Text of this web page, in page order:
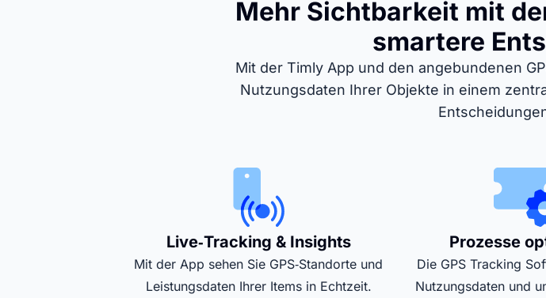
Mehr Sichtbarkeit mit
smartere
Mit der Timly App und den angebundenen
Nutzungsdaten Ihrer Objekte in einem
Live‑Tracking & Insights
Mit der App sehen Sie GPS‑Standorte und
Leistungsdaten Ihrer Items in Echtzeit.
Prozesse
Die GPS Tracking
Nutzungsdaten und